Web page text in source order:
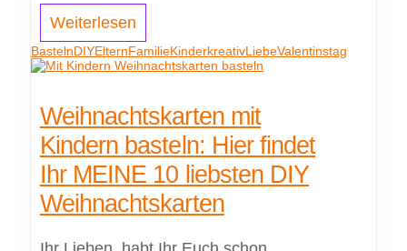
Weiterlesen
BastelnDIYElternFamilieKinderkreativLiebeValentinstag
Weihnachtskarten mit
Kindern basteln: Hier findet
Ihr MEINE 10 liebsten DIY
Weihnachtskarten